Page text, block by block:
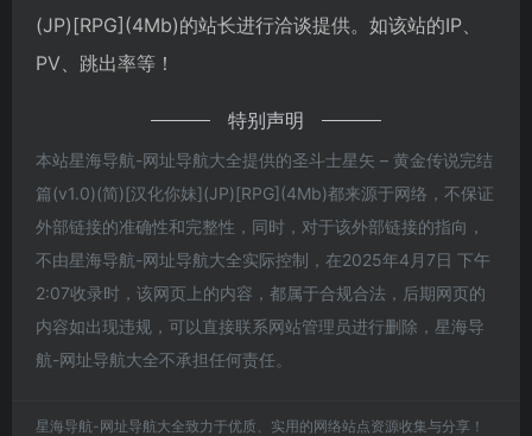
(JP)[RPG](4Mb)的站长进行洽谈提供。如该站的IP、
PV、跳出率等！
特别声明
本站星海导航-网址导航大全提供的圣斗士星矢 – 黄金传说完结
篇(v1.0)(简)[汉化你妹](JP)[RPG](4Mb)都来源于网络，不保证
外部链接的准确性和完整性，同时，对于该外部链接的指向，
不由星海导航-网址导航大全实际控制，在2025年4月7日 下午
2:07收录时，该网页上的内容，都属于合规合法，后期网页的
内容如出现违规，可以直接联系网站管理员进行删除，星海导
航-网址导航大全不承担任何责任。
星海导航-网址导航大全致力于优质、实用的网络站点资源收集与分享！